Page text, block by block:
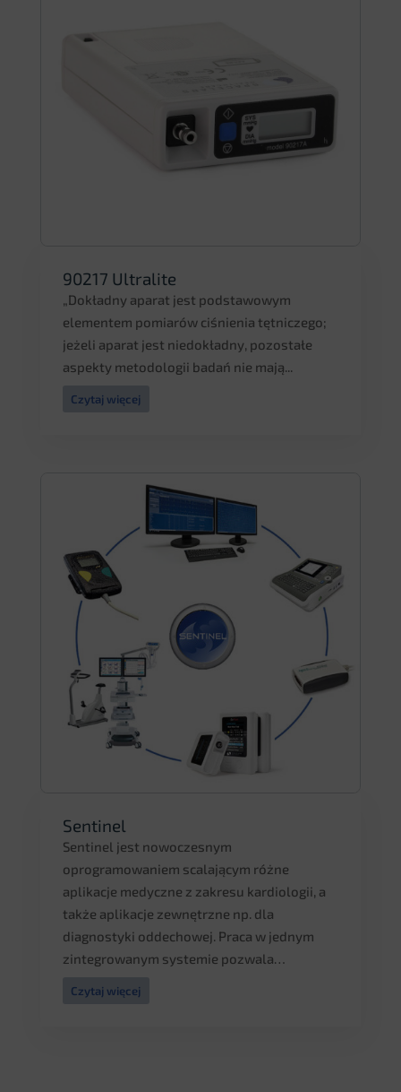
90217 Ultralite
„Dokładny aparat jest podstawowym
elementem pomiarów ciśnienia tętniczego;
jeżeli aparat jest niedokładny, pozostałe
aspekty metodologii badań nie mają...
Czytaj więcej
Sentinel
Sentinel jest nowoczesnym
oprogramowaniem scalającym różne
aplikacje medyczne z zakresu kardiologii, a
także aplikacje zewnętrzne np. dla
diagnostyki oddechowej. Praca w jednym
zintegrowanym systemie pozwala…
Czytaj więcej